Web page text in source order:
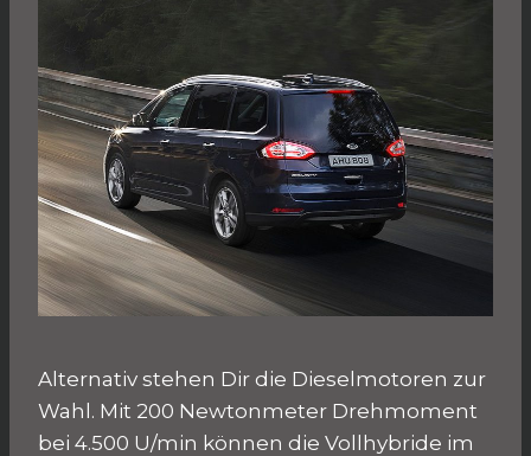
Alternativ stehen Dir die Dieselmotoren zur
Wahl. Mit 200 Newtonmeter Drehmoment
bei 4.500 U/min können die Vollhybride im